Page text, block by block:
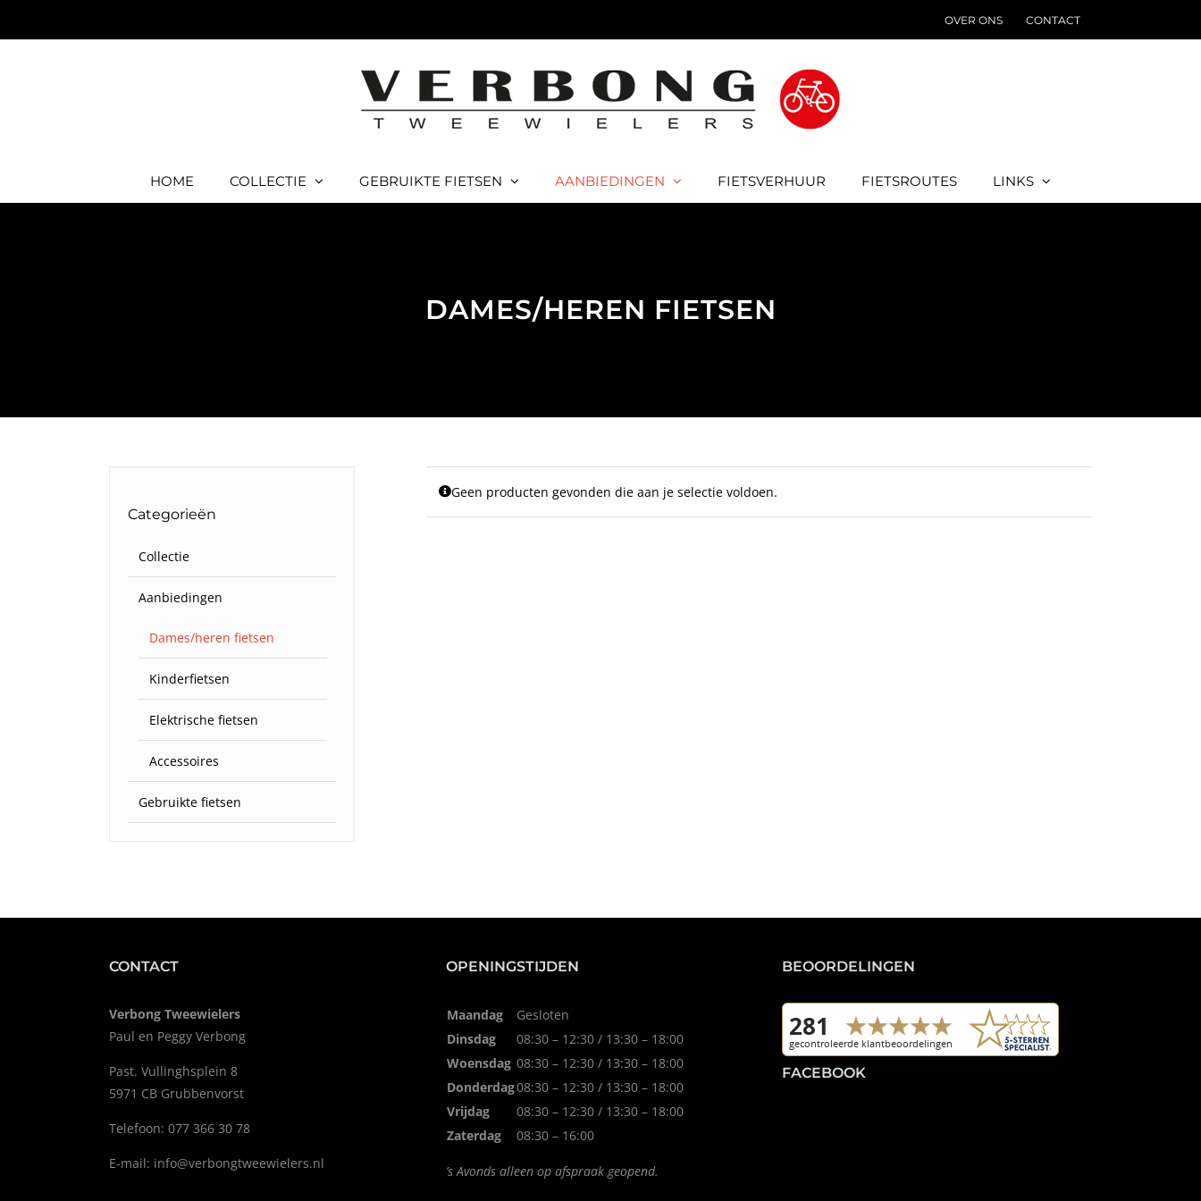
OVER ONS CONTACT
HOME COLLECTIE GEBRUIKTE FIETSEN AANBIEDINGEN FIETSVERHUUR FIETSROUTES LINKS
DAMES/HEREN FIETSEN
Geen producten gevonden die aan je selectie voldoen.
Categorieën
Collectie
Aanbiedingen
Dames/heren fietsen
Kinderfietsen
Elektrische fietsen
Accessoires
Gebruikte fietsen
CONTACT
Verbong Tweewielers
Paul en Peggy Verbong
Past. Vullinghsplein 8
5971 CB Grubbenvorst
Telefoon: 077 366 30 78
E-mail: info@verbongtweewielers.nl
OPENINGSTIJDEN
Maandag
Gesloten
Dinsdag
08:30 – 12:30 / 13:30 – 18:00
Woensdag 08:30 – 12:30 / 13:30 – 18:00
Donderdag08:30 – 12:30 / 13:30 – 18:00
Vrijdag
08:30 – 12:30 / 13:30 – 18:00
Zaterdag
08:30 – 16:00
’s Avonds alleen op afspraak geopend.
BEOORDELINGEN
FACEBOOK